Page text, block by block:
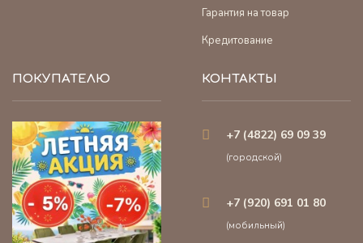
Гарантия на товар
Кредитование
ПОКУПАТЕЛЮ КОНТАКТЫ
+7 (4822) 69 09 39
(городской)
+7 (920) 691 01 80
(мобильный)